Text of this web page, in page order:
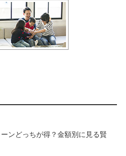
ンどっちが得？金額別に見る賢